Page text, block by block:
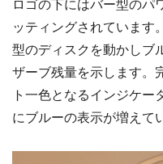
ロゴの下にはバー型のパ
ッティングされています
型のディスクを動かしブ
ザーブ残量を示します。
ト一色となるインジケ
にブルーの表示が増えて